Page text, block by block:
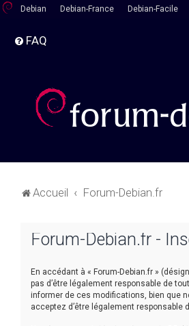
Debian Debian-France Debian-Facile
FAQ
Accueil Forum-Debian.fr
Forum-Debian.fr -
En accédant à « Forum-Debian.fr »
pas d’être légalement responsable de
informer de ces modifications, bien que
acceptez d’être légalement